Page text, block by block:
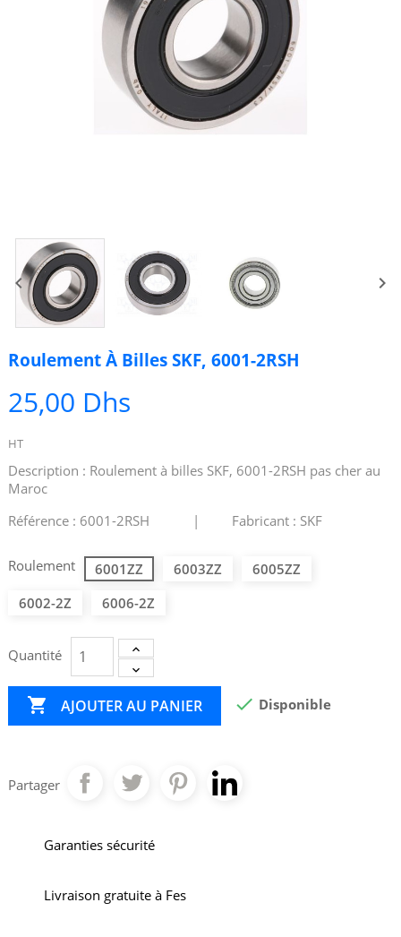
 
Roulement À Billes SKF, 6001-2RSH
25,00 Dhs
HT
Description : Roulement à billes SKF, 6001-2RSH pas cher au
Maroc
Référence : 6001-2RSH | Fabricant : SKF
Roulement 6001ZZ 6003ZZ
6005ZZ
6002-2Z
6006-2Z
Quantité
 AJOUTER AU PANIER  Disponible
Partager
Garanties sécurité
Livraison gratuite à Fes